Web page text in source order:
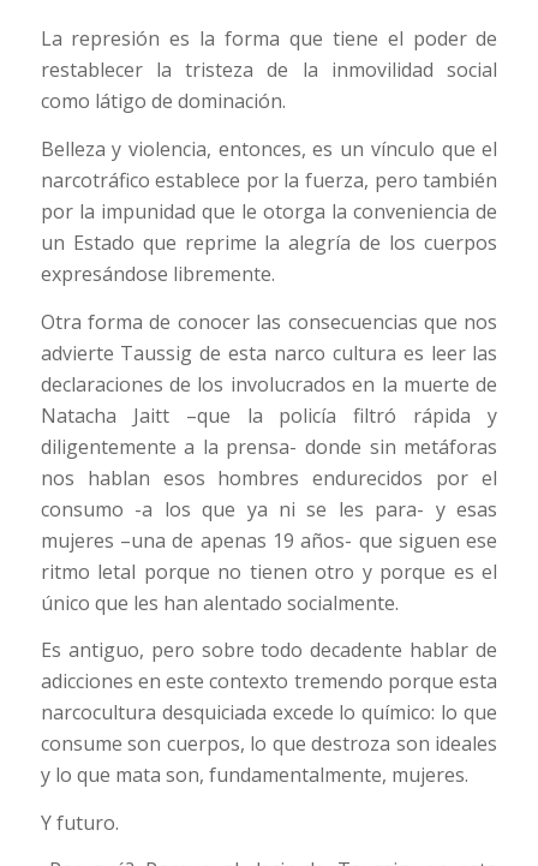
La represión es la forma que tiene el poder de
restablecer la tristeza de la inmovilidad social
como látigo de dominación.
Belleza y violencia, entonces, es un vínculo que el
narcotráfico establece por la fuerza, pero también
por la impunidad que le otorga la conveniencia de
un Estado que reprime la alegría de los cuerpos
expresándose libremente.
Otra forma de conocer las consecuencias que nos
advierte Taussig de esta narco cultura es leer las
declaraciones de los involucrados en la muerte de
Natacha Jaitt –que la policía filtró rápida y
diligentemente a la prensa- donde sin metáforas
nos hablan esos hombres endurecidos por el
consumo -a los que ya ni se les para- y esas
mujeres –una de apenas 19 años- que siguen ese
ritmo letal porque no tienen otro y porque es el
único que les han alentado socialmente.
Es antiguo, pero sobre todo decadente hablar de
adicciones en este contexto tremendo porque esta
narcocultura desquiciada excede lo químico: lo que
consume son cuerpos, lo que destroza son ideales
y lo que mata son, fundamentalmente, mujeres.
Y futuro.